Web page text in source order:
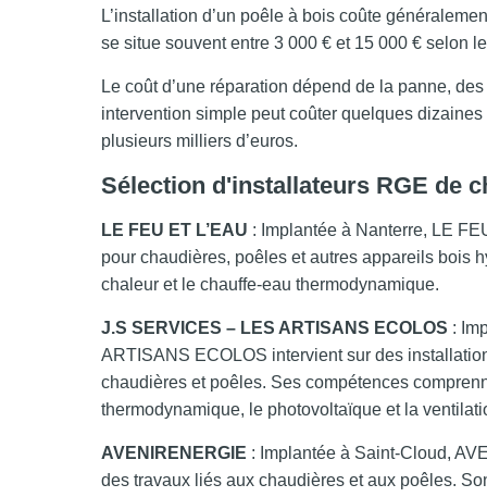
L’installation d’un poêle à bois coûte
se situe souvent entre 3 000 € et 15 000 € selon
Le coût d’une réparation dépend de la panne,
intervention simple peut coûter quelques
plusieurs milliers d’euros.
Sélection d'installateurs RGE de
LE FEU ET L’EAU : Implantée à Nanterre, LE
pour chaudières, poêles et autres appareils bois
chaleur et le chauffe-eau thermodynamique.
J.S SERVICES – LES ARTISANS ECOLOS :
ARTISANS ECOLOS intervient sur des
chaudières et poêles. Ses compétences
thermodynamique, le photovoltaïque et la
AVENIRENERGIE : Implantée à Saint-Cloud,
des travaux liés aux chaudières et aux poêles.